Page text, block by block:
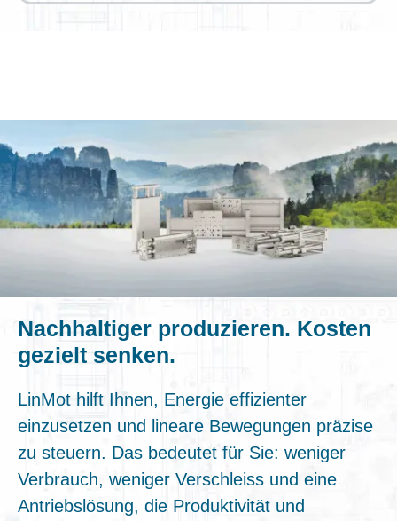
Nachhaltiger produzieren. Kosten
gezielt senken.
LinMot hilft Ihnen, Energie effizienter
einzusetzen und lineare Bewegungen präzise
zu steuern. Das bedeutet für Sie: weniger
Verbrauch, weniger Verschleiss und eine
Antriebslösung, die Produktivität und